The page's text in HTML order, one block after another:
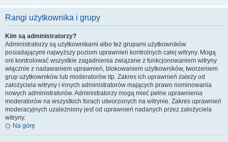
Rangi użytkownika i grupy
Kim są administratorzy?
Administratorzy są użytkownikami albo też grupami użytkowników
posiadającymi najwyższy poziom uprawnień kontrolnych całej witryny. Mogą
oni kontrolować wszystkie zagadnienia związane z funkcjonowaniem witryny
włącznie z nadawaniem uprawnień, blokowaniem użytkowników, tworzeniem
grup użytkowników lub moderatorów itp. Zakres ich uprawnień zależy od
założyciela witryny i innych administratorów mających prawo nominowania
nowych administratorów. Administratorzy mogą mieć pełne uprawnienia
moderatorów na wszystkich forach utworzonych na witrynie. Zakres uprawnień
moderacyjnych uzależniony jest od uprawnień nadanych przez założyciela
witryny.
Na górę